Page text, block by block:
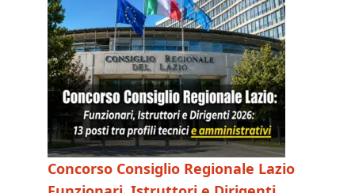
Concorso Consiglio Regionale Lazio